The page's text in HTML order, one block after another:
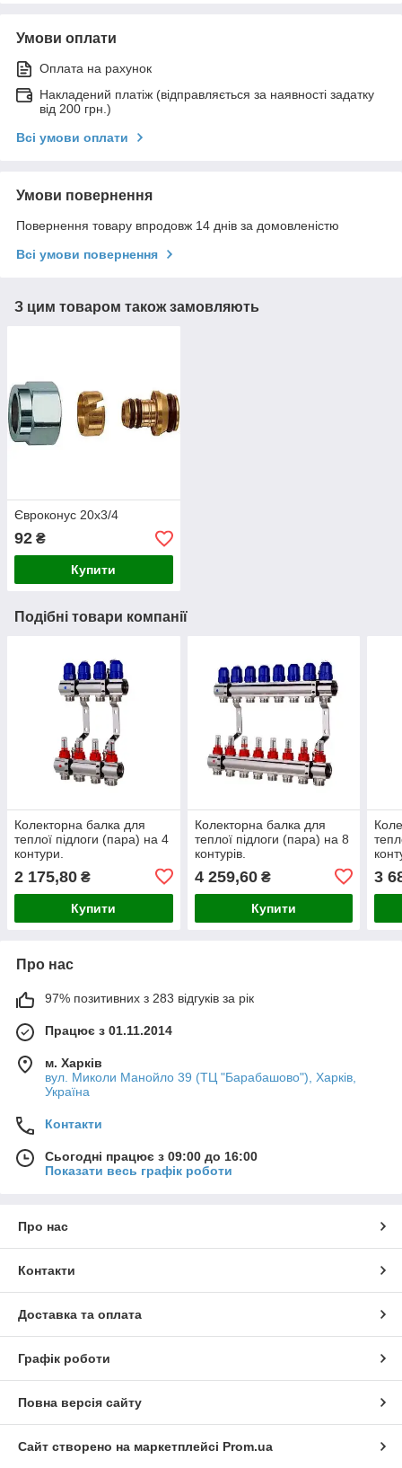
Умови оплати
Оплата на рахунок
Накладений платіж (відправляється за наявності задатку
від 200 грн.)
Всі умови оплати
Умови повернення
Повернення товару впродовж 14 днів за домовленістю
Всі умови повернення
З цим товаром також замовляють
Євроконус 20х3/4
92 ₴
Купити
Подібні товари компанії
Колекторна балка для
теплої підлоги (пара) на 4
контури.
2 175,80 ₴
Купити
Колекторна балка для
теплої підлоги (пара) на 8
контурів.
4 259,60₴
Купити
3
Про нас
97% позитивних з 283 відгуків за рік
Працює з 01.11.2014
м. Харків
вул. Миколи Манойло 39 (ТЦ "Барабашово"), Харків,
Україна
Контакти
Сьогодні працює з 09:00 до 16:00
Показати весь графік роботи
Про нас
Контакти
Доставка та оплата
Графік роботи
Повна версія сайту
Сайт створено на маркетплейсі Prom.ua